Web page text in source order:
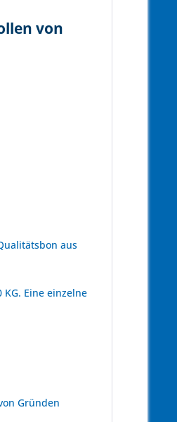
von
aus
Eine einzelne
Gründen